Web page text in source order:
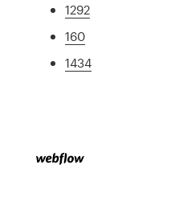
1292
160
1434